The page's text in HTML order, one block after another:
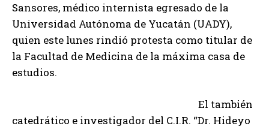
Sansores, médico internista egresado de la
Universidad Autónoma de Yucatán (UADY),
quien este lunes rindió protesta como titular de
la Facultad de Medicina de la máxima casa de
estudios.
El también
catedrático e investigador del C.I.R. “Dr. Hideyo